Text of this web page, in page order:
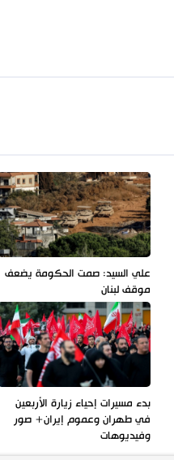
علي السيد: صمت الحكومة يضعف
موقف لبنان
بدء مسيرات إحياء زيارة الأربعين
في طهران وعموم إيران+ صور
وفيديوهات